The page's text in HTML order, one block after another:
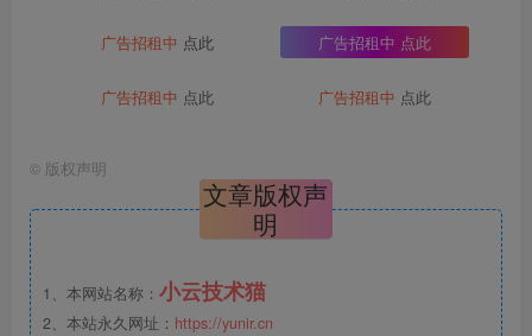
广告招租中 点此 广告招租中 点此
广告招租中 点此 广告招租中 点此
© 版权声明
文章版权声
明
1、本网站名称： 小云技术猫
2、本站永久网址： https://yunir.cn